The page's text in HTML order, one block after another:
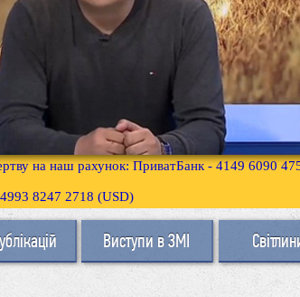
на наш рахунок: ПриватБанк - 4149 6090
8247 2718 (USD)
Виступи в ЗМІ